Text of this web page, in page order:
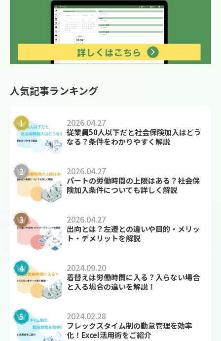
人気記事ランキング
従業員50人以下だと社会保険加入はどう
なる？条件をわかりやすく解説
2026.04.27
パートの労働時間の上限はある？社会保
険加入条件についても詳しく解説
2026.04.27
出向とは？左遷との違いや目的・メリッ
ト・デメリットを解説
2026.04.27
着替えは労働時間に入る？入らない場合
と入る場合の違いを解説！
2024.09.20
フレックスタイム制の勤怠管理を効率
化！Excel活用術をご紹介
2024.02.28